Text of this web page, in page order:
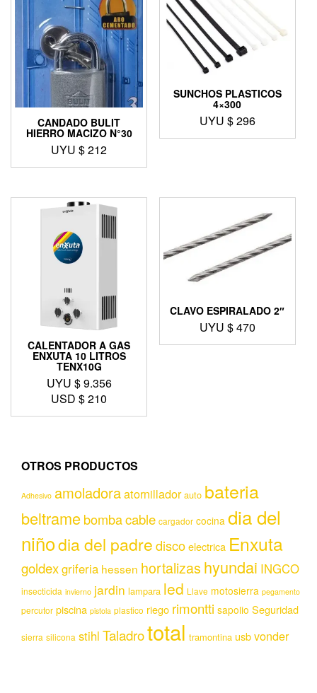
CANDADO BULIT
HIERRO MACIZO N°30
UYU $212
SUNCHOS PLASTICOS
4×300
UYU $296
CALENTADOR A GAS
ENXUTA 10 LITROS
TENX10G
UYU $9.356
USD $210
CLAVO ESPIRALADO 2″
UYU $470
OTROS PRODUCTOS
Adhesivo amoladoraatornillador auto bateria
beltramebombacable cargador cocina dia del
niñodia del padrediscoelectrica Enxuta
goldexgriferia hessen hortalizas hyundai INGCO
insecticida invierno jardin lampara led Llave motosierra pegamento
percutor piscina pistola plastico riego rimontti sapolio Seguridad
sierra silicona stihl Taladrototal tramontina usbvonder